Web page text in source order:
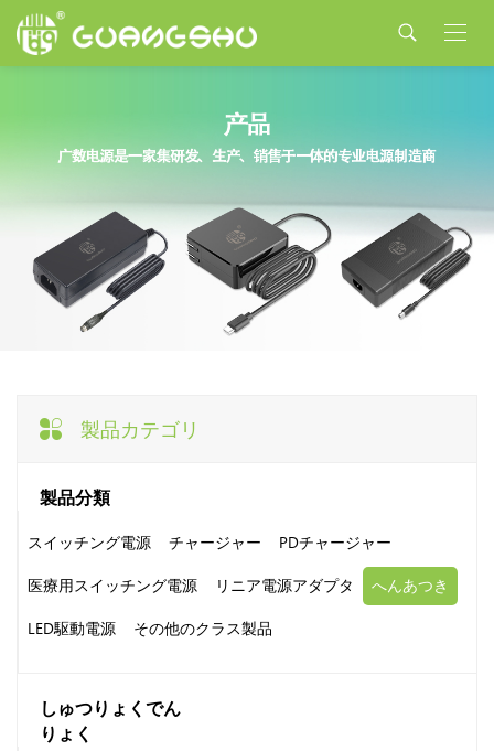
製品カテゴリ
製品分類
スイッチング電源 チャージャー PDチャージャー
医療用スイッチング電源 リニア電源アダプタ へんあつき
LED駆動電源 その他のクラス製品
しゅつりょくでん
りょく